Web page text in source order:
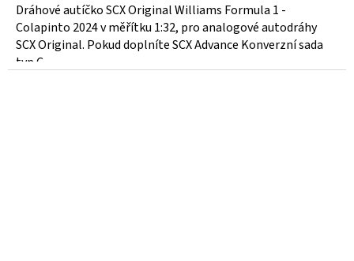
Dráhové autíčko SCX Original Williams Formula 1 -
Colapinto 2024 v měřítku 1:32, pro analogové autodráhy
SCX Original. Pokud doplníte SCX Advance Konverzní sada
typ C...